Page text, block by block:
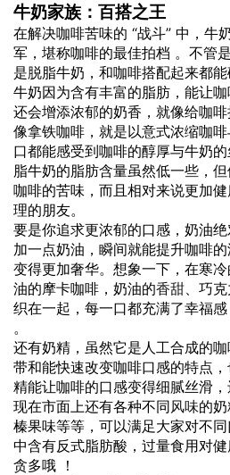
牛奶家族：百搭之王
在解决咖啡苦味的 “战斗” 中，牛
军，堪称咖啡的最佳拍档 。不管
是脱脂牛奶，和咖啡搭配起来都
牛奶因为含有丰富的脂肪，能让咖
还会增添浓郁的奶香，就像给咖
像拿铁咖啡，就是以意式浓缩咖
口都能感受到咖啡的醇厚与牛奶
脂牛奶的脂肪含量虽然低一些，
咖啡的苦味，而且相对来说更加
理的朋友。
要是你追求更浓郁的口感，奶油
加一点奶油，瞬间就能提升咖啡
变得更加奢华。想象一下，在寒
油的摩卡咖啡，奶油的香甜 、巧
织在一起，每一口都充满了幸福
。
还有奶精，虽然它是人工合成的
带和能快速改变咖啡口感的特点
精能让咖啡的口感变得细腻丝滑
现在市面上还有各种不同风味的
榛果味等等，可以满足大家对不
中含有反式脂肪酸，过量食用对
贪多哦 ！